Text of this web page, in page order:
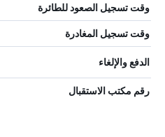
وقت تسجيل الصعود للطائرة
وقت تسجيل المغادرة
الدفع والإلغاء
رقم مكتب الاستقبال